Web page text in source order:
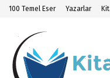
100 Temel Eser Yazarlar
ÖZETİ